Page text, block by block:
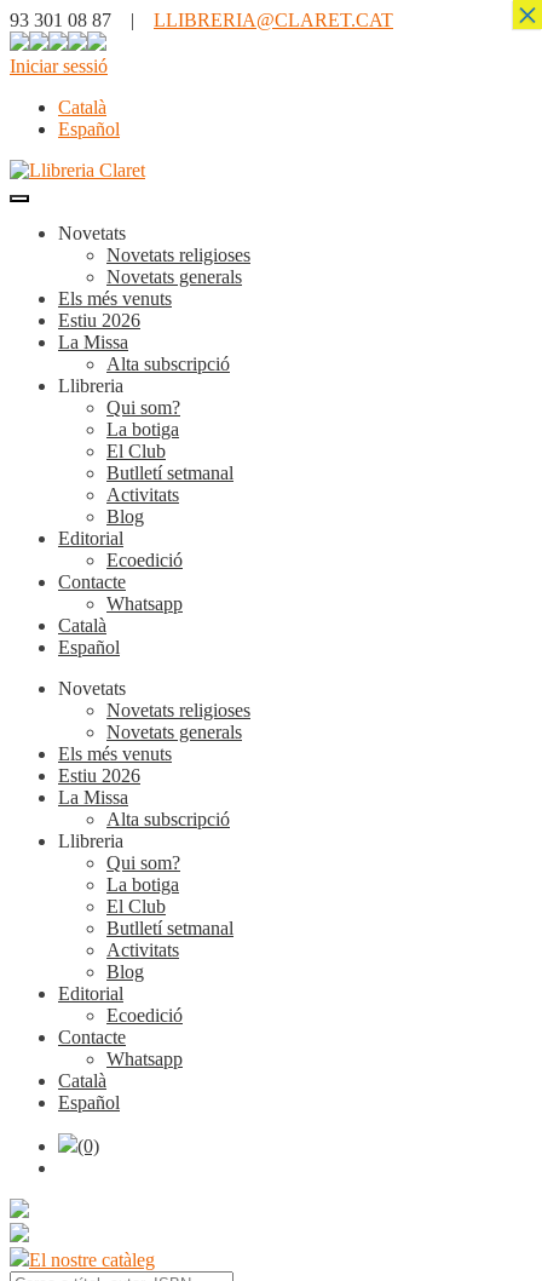
93 301 08 87 | LLIBRERIA@CLARET.CAT
Iniciar sessió
Català
Español
Novetats
Novetats religioses
Novetats generals
Els més venuts
Estiu 2026
La Missa
Alta subscripció
Llibreria
Qui som?
La botiga
El Club
Butlletí setmanal
Activitats
Blog
Editorial
Ecoedició
Contacte
Whatsapp
Català
Español
Novetats
Novetats religioses
Novetats generals
Els més venuts
Estiu 2026
La Missa
Alta subscripció
Llibreria
Qui som?
La botiga
El Club
Butlletí setmanal
Activitats
Blog
Editorial
Ecoedició
Contacte
Whatsapp
Català
Español
(0)
El nostre catàleg
×